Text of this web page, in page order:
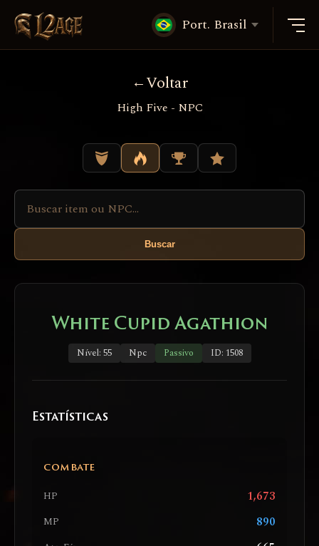
Port. Brasil
Voltar
High Five - NPC
Buscar
White Cupid Agathion
Nível: 55 Npc Passivo ID: 1508
Estatísticas
COMBATE
HP 1,673
MP 890